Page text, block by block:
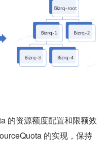
的资源额度配置和限额效
的实现，保持